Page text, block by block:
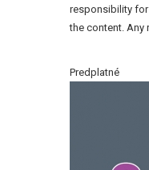
responsibility
the content.
Predplatné